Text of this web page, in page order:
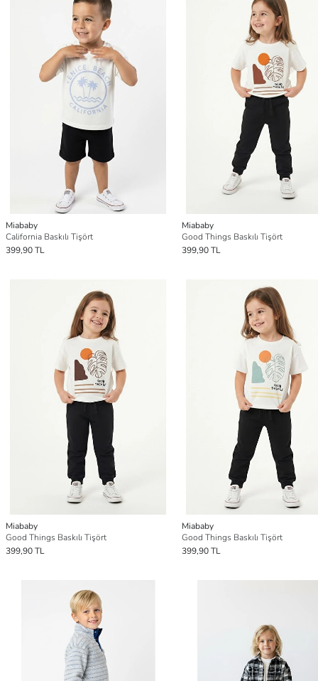
Miababy
California Baskılı Tişört
399,90 TL
Miababy
Good Things Baskılı Tişört
399,90 TL
Miababy
Good Things Baskılı Tişört
399,90 TL
Miababy
Good Things Baskılı Tişört
399,90 TL